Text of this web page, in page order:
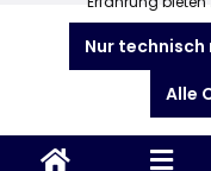
Nur
Alle